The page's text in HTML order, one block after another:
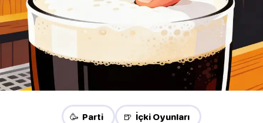
🥳 Parti 🍺 İçki Oyunları